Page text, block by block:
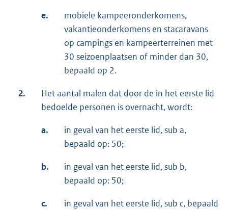
e.
mobiele kampeeronderkomens,
vakantieonderkomens en stacaravans
op campings en kampeerterreinen met
30 seizoenplaatsen of minder dan 30,
bepaald op 2.
2.
Het aantal malen dat door de in het eerste lid
bedoelde personen is overnacht, wordt:
a.
in geval van het eerste lid, sub a,
bepaald op: 50;
b.
in geval van het eerste lid, sub b,
bepaald op: 50;
c.
in geval van het eerste lid, sub c, bepaald